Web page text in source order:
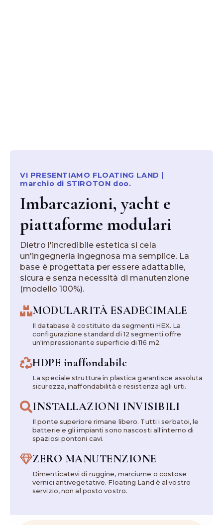
VI PRESENTIAMO FLOATING LAND |
marchio di STIROTON doo.
Imbarcazioni, yacht e
piattaforme modulari
Dietro l'incredibile estetica si cela
un'ingegneria ingegnosa ma semplice. La
base è progettata per essere adattabile,
sicura e senza necessità di manutenzione
(modello 100%).
MODULARITÀ ESADECIMALE
Il database è costituito da segmenti HEX. La
configurazione standard di 12 segmenti offre
un'impressionante superficie di 116 m2.
HDPE inaffondabile
La speciale struttura in plastica garantisce assoluta
sicurezza, inaffondabilità e resistenza agli urti.
INSTALLAZIONI INVISIBILI
Il ponte superiore rimane libero. Tutti i serbatoi, le
batterie e gli impianti sono nascosti all'interno di
spaziosi pontoni cavi.
ZERO MANUTENZIONE
Dimenticatevi di ruggine, marciume o costose
vernici antivegetative. Floating Land è al vostro
servizio, non al posto vostro.